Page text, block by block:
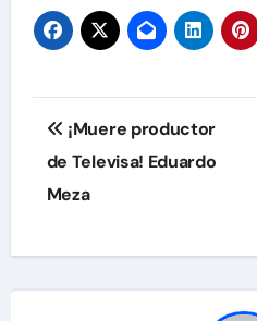
Navegación
de
entradas
¡Muere productor
de Televisa! Eduardo
Meza